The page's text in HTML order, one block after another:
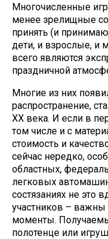
Многочисленные
менее зрелищные
принять (и
дети, и взрослые,
всего являются
праздничной
Многие из них
распространение,
XX века. И если в
том числе и с
стоимость и
сейчас нередко,
областных,
легковых
состязаниях не это
участников – важны
моменты.
полотенце или